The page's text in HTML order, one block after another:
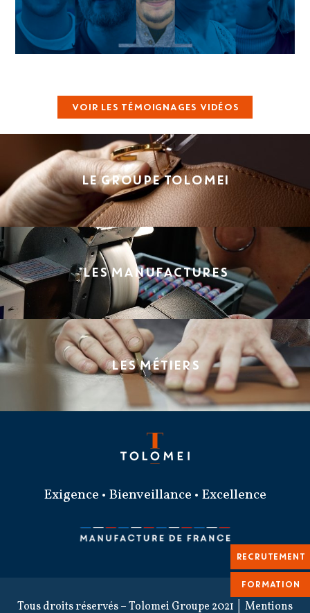
VOIR LES TÉMOIGNAGES VIDÉOS
LE GROUPE TOLOMEI
LES MANUFACTURES
LES MÉTIERS
RECRUTEMENT
FORMATION
Exigence • Bienveillance • Excellence
Tous droits réservés – Tolomei Groupe 2021 │ Mentions